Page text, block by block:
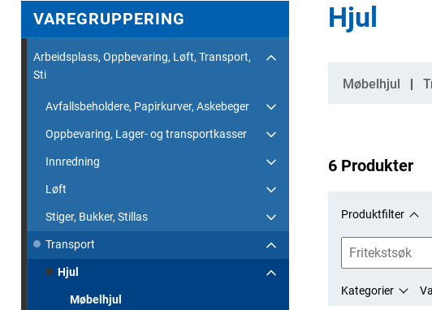
VAREGRUPPERING
Arbeidsplass, Oppbevaring, Løft, Transport,
Sti
Avfallsbeholdere, Papirkurver, Askebeger
Oppbevaring, Lager- og transportkasser
Innredning
Løft
Stiger, Bukker, Stillas
Transport
Hjul
Møbelhjul
Hjul
Kategorier
Møbelhjul
6 Produkter
Produktfilter
Kategorier